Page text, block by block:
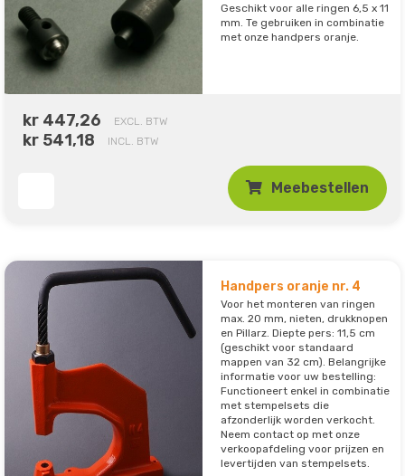
Geschikt voor alle ringen 6,5 x 11
mm. Te gebruiken in combinatie
met onze handpers oranje.
kr 447,26 EXCL. BTW
kr 541,18 INCL. BTW
Meebestellen
Handpers oranje nr. 4
Voor het monteren van ringen
max. 20 mm, nieten, drukknopen
en Pillarz. Diepte pers: 11,5 cm
(geschikt voor standaard
mappen van 32 cm). Belangrijke
informatie voor uw bestelling:
Functioneert enkel in combinatie
met stempelsets die
afzonderlijk worden verkocht.
Neem contact op met onze
verkoopafdeling voor prijzen en
levertijden van stempelsets.